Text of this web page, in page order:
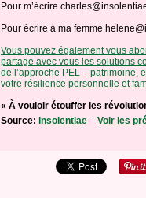
Pour m’écrire
Pour écrire à ma femme
Vous pouvez également vous
partage avec vous les solutions
de l’approche PEL – patrimoine,
votre résilience personnelle et
« À vouloir étouffer les
Source: insolentiae –Voir les